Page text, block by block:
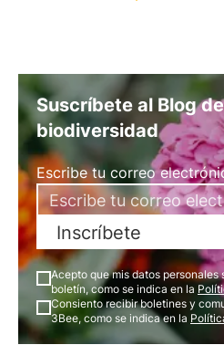
Suscríbete al Blog
biodiversidad
Escribe tu correo
Inscríbete
Acepto que mis datos
boletín, como se indica en la
Consiento recibir boletines y
3Bee, como se indica en la